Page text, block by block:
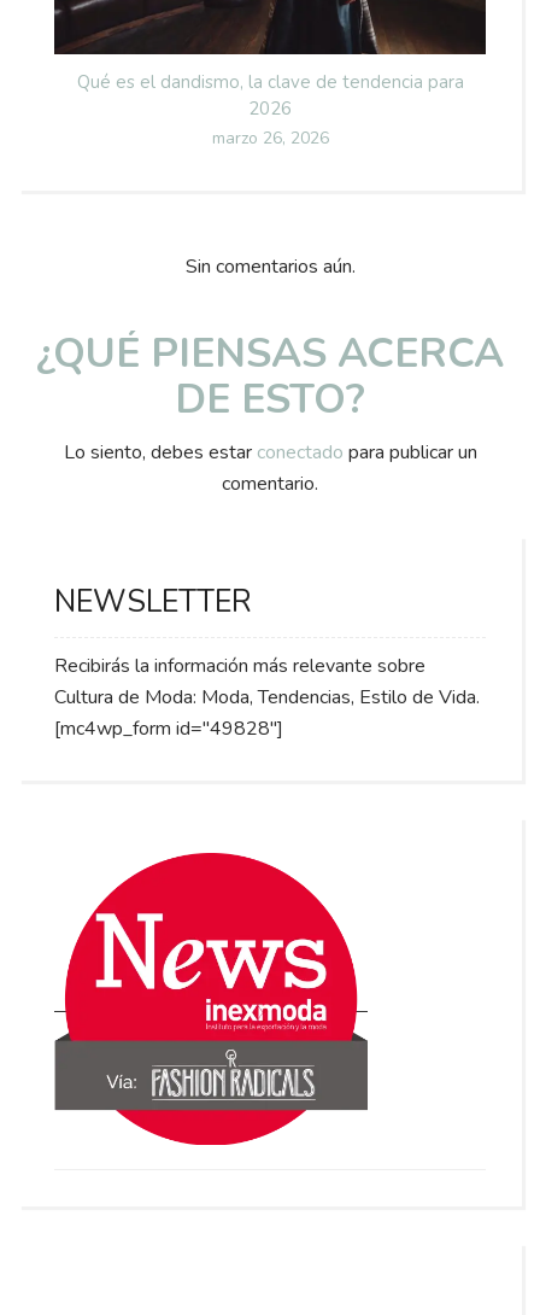
Qué es el dandismo, la clave de tendencia para
2026
Posted
marzo 26, 2026
Sin comentarios aún.
¿QUÉ PIENSAS ACERCA
DE ESTO?
Lo siento, debes estar conectado para publicar un
comentario.
NEWSLETTER
Recibirás la información más relevante sobre
Cultura de Moda: Moda, Tendencias, Estilo de Vida.
[mc4wp_form id="49828"]